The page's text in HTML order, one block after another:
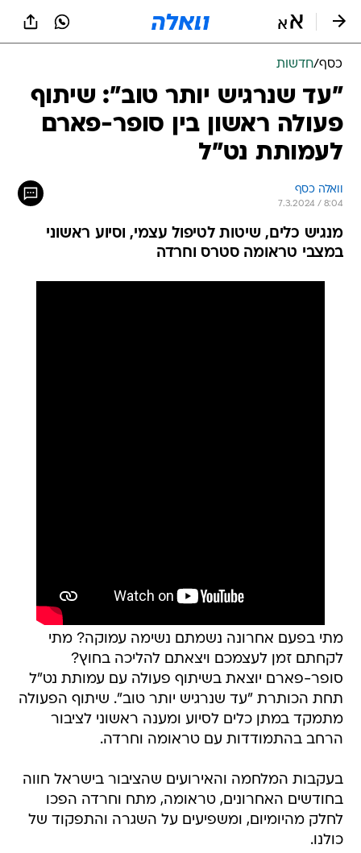
כסף/חדשות
"עד שנרגיש יותר טוב": שיתוף
פעולה ראשון בין סופר-פארם
לעמותת נט"ל
וואלה כסף
7.3.2024 / 8:04
מנגיש כלים, שיטות לטיפול עצמי, וסיוע ראשוני
במצבי טראומה סטרס וחרדה
מתי בפעם אחרונה נשמתם נשימה עמוקה? מתי
לקחתם זמן לעצמכם ויצאתם להליכה בחוץ?
סופר-פארם יוצאת בשיתוף פעולה עם עמותת נט"ל
תחת הכותרת "עד שנרגיש יותר טוב". שיתוף הפעולה
מתמקד במתן כלים לסיוע ומענה ראשוני לציבור
הרחב בהתמודדות עם טראומה וחרדה.
בעקבות המלחמה והאירועים שהציבור בישראל חווה
בחודשים האחרונים, טראומה, מתח וחרדה הפכו
לחלק מהיומיום, ומשפיעים על השגרה והתפקוד של
כולנו.